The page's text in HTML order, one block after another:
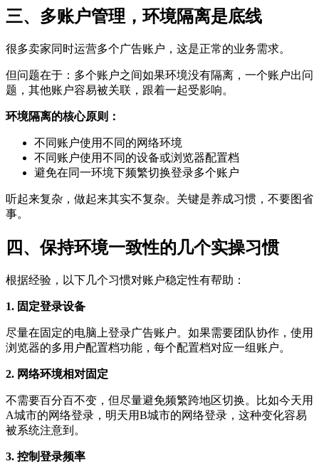
三、多账户管理，环境隔离是底线
很多卖家同时运营多个广告账户，这是正常的业务需求。
但问题在于：多个账户之间如果环境没有隔离，一个账户出问
题，其他账户容易被关联，跟着一起受影响。
环境隔离的核心原则：
不同账户使用不同的网络环境
不同账户使用不同的设备或浏览器配置档
避免在同一环境下频繁切换登录多个账户
听起来复杂，做起来其实不复杂。关键是养成习惯，不要图省
事。
四、保持环境一致性的几个实操习惯
根据经验，以下几个习惯对账户稳定性有帮助：
1. 固定登录设备
尽量在固定的电脑上登录广告账户。如果需要团队协作，使用
浏览器的多用户配置档功能，每个配置档对应一组账户。
2. 网络环境相对固定
不需要百分百不变，但尽量避免频繁跨地区切换。比如今天用
A城市的网络登录，明天用B城市的网络登录，这种变化容易
被系统注意到。
3. 控制登录频率